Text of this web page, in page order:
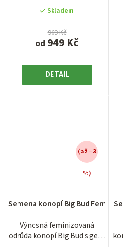
Skladem
od 949 Kč
969 Kč
DETAIL
hvězdiček.
Semena konopí Big Bud Fem
Výnosná feminizovaná
odrůda konopí Big Bud s geny
(až –3
%)
produktu
3,1
z